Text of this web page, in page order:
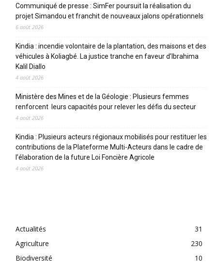
Communiqué de presse : SimFer poursuit la réalisation du
projet Simandou et franchit de nouveaux jalons opérationnels
6 août 2026
Kindia : incendie volontaire de la plantation, des maisons et des
véhicules à Koliagbé. La justice tranche en faveur d’Ibrahima
Kalil Diallo
4 août 2026
Ministère des Mines et de la Géologie : Plusieurs femmes
renforcent leurs capacités pour relever les défis du secteur
4 août 2026
Kindia : Plusieurs acteurs régionaux mobilisés pour restituer les
contributions de la Plateforme Multi-Acteurs dans le cadre de
l’élaboration de la future Loi Foncière Agricole
4 août 2026
Actualités
31
Agriculture
230
Biodiversité
10